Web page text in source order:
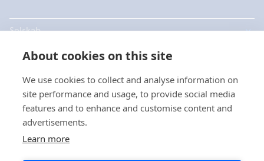
About cookies on this site
We use cookies to collect and analyse information on
site performance and usage, to provide social media
features and to enhance and customise content and
advertisements.
Learn more
Selskab
Produkter
Hurtige links
Data beskyttelse